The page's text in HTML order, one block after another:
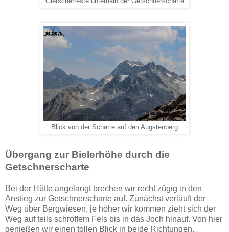
Blick von der Scharte auf den Augstenberg
Übergang zur Bielerhöhe durch die
Getschnerscharte
Bei der Hütte angelangt brechen wir recht zügig in den
Anstieg zur Getschnerscharte auf. Zunächst verläuft der
Weg über Bergwiesen, je höher wir kommen zieht sich der
Weg auf teils schroffem Fels bis in das Joch hinauf. Von hier
genießen wir einen tollen Blick in beide Richtungen.